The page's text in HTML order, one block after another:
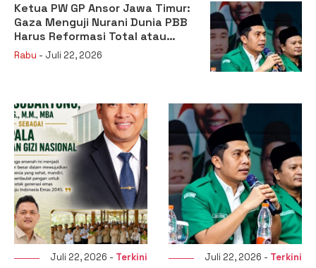
Ketua PW GP Ansor Jawa Timur:
Gaza Menguji Nurani Dunia PBB
Harus Reformasi Total atau
Kehilangan Legitimasi
Rabu - Juli 22, 2026
Juli 22, 2026 - Terkini Juli 22, 2026 - Terkini